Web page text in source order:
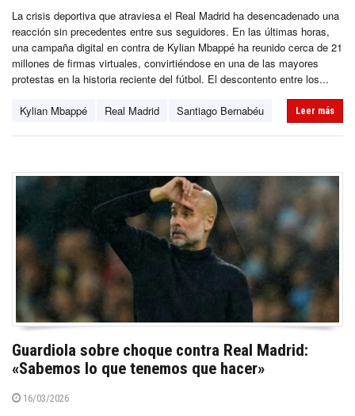
La crisis deportiva que atraviesa el Real Madrid ha desencadenado una
reacción sin precedentes entre sus seguidores. En las últimas horas,
una campaña digital en contra de Kylian Mbappé ha reunido cerca de 21
millones de firmas virtuales, convirtiéndose en una de las mayores
protestas en la historia reciente del fútbol. El descontento entre los...
Kylian Mbappé Real Madrid Santiago Bernabéu Leer más
Guardiola sobre choque contra Real Madrid:
«Sabemos lo que tenemos que hacer»
16/03/2026